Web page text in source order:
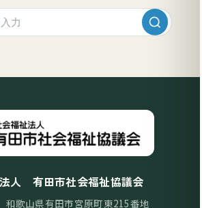
人 有田市社会福祉協議会
和歌山県有田市宮原町東215番地